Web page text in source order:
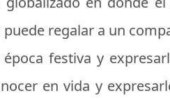
regalar a un
festiva y
en vida y